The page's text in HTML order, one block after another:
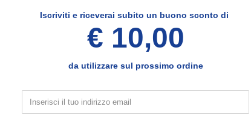
1 colore(vedi)
quadricromia
Dimensione di stampa
Iscriviti e riceverai subito un buono sconto di
€ 10,00
da utilizzare sul prossimo ordine